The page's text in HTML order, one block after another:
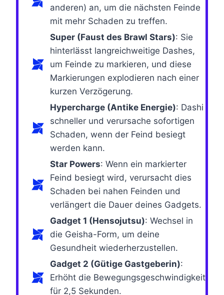
anderen) an, um die nächsten Feinde
mit mehr Schaden zu treffen.
Super (Faust des Brawl Stars): Sie
hinterlässt langreichweitige Dashes,
um Feinde zu markieren, und diese
Markierungen explodieren nach einer
kurzen Verzögerung.
Hypercharge (Antike Energie): Dashi
schneller und verursache sofortigen
Schaden, wenn der Feind besiegt
werden kann.
Star Powers: Wenn ein markierter
Feind besiegt wird, verursacht dies
Schaden bei nahen Feinden und
verlängert die Dauer deines Gadgets.
Gadget 1 (Hensojutsu): Wechsel in
die Geisha-Form, um deine
Gesundheit wiederherzustellen.
Gadget 2 (Gütige Gastgeberin):
Erhöht die Bewegungsgeschwindigkeit
für 2,5 Sekunden.